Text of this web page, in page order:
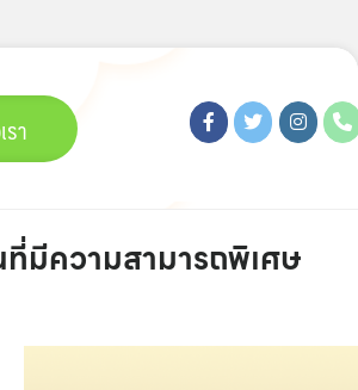
า
มีความสามารถพิเศษ